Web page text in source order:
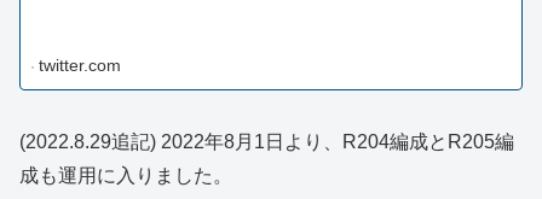
twitter.com
(2022.8.29追記) 2022年8月1日より、R204編成とR205編
成も運用に入りました。